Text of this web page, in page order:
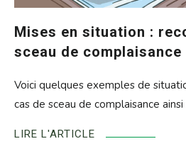
Mises en situation :
sceau de complaisance
Voici quelques exemples de
cas de sceau de complaisance ainsi
LIRE L'ARTICLE